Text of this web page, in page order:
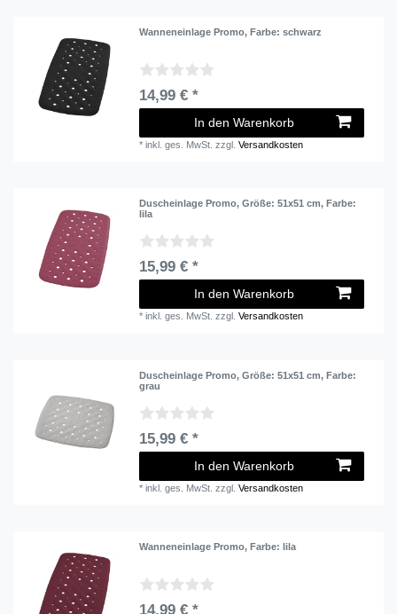
Wanneneinlage Promo, Farbe: schwarz
14,99 € *
In den Warenkorb
*inkl. ges. MwSt. zzgl.Versandkosten
Duscheinlage Promo, Größe: 51x51 cm, Farbe:
lila
15,99 € *
In den Warenkorb
*inkl. ges. MwSt. zzgl.Versandkosten
Duscheinlage Promo, Größe: 51x51 cm, Farbe:
grau
15,99 € *
In den Warenkorb
*inkl. ges. MwSt. zzgl.Versandkosten
Wanneneinlage Promo, Farbe: lila
14,99 € *